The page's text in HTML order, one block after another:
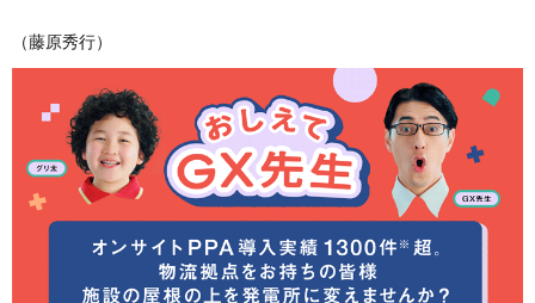
（藤原秀行）